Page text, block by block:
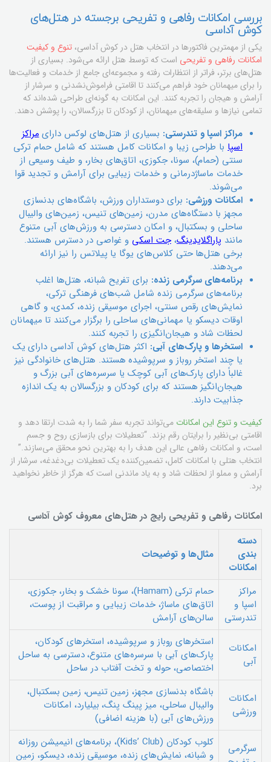
بررسی امکانات رفاهی و تفریحی برجسته در هتل‌های
کوش آداسی
یکی از مهمترین فاکتورها در انتخاب هتل در کوش آداسی، تنوع و کیفیت
امکانات رفاهی و تفریحی است که توسط هتل ارائه می‌شود. بسیاری از
هتل‌های برتر، فراتر از انتظارات رفته و مجموعه‌ای جامع از خدمات و فعالیت‌ها
را برای میهمانان خود فراهم می‌کنند تا اقامتی فراموش‌نشدنی و سرشار از
آرامش و هیجان را تجربه کنند. این امکانات به گونه‌ای طراحی شده‌اند که
تمامی نیازها و سلیقه‌های میهمانان، از کودکان تا بزرگسالان، را پوشش دهند.
مراکز اسپا و تندرستی: بسیاری از هتل‌های لوکس دارایمراکز
اسپابا طراحی زیبا و امکانات کامل هستند که شامل حمام ترکی
سنتی (حمام)، سونا، جکوزی، اتاق‌های بخار، و طیف وسیعی از
خدمات ماساژدرمانی و خدمات زیبایی برای آرامش و تجدید قوا
می‌شوند.
امکانات ورزشی: برای دوستداران ورزش، باشگاه‌های بدنسازی
مجهز با دستگاه‌های مدرن، زمین‌های تنیس، زمین‌های والیبال
ساحلی و بسکتبال، و امکان دسترسی به ورزش‌های آبی متنوع
مانند پاراگلایدینگ،جت اسکی و غواصی در دسترس هستند.
برخی هتل‌ها حتی کلاس‌های یوگا یا پیلاتس را نیز ارائه
می‌دهند.
برنامه‌های سرگرمی زنده: برای تفریح شبانه، هتل‌ها اغلب
برنامه‌های سرگرمی زنده شامل شب‌های فرهنگی ترکی،
نمایش‌های رقص سنتی، اجرای موسیقی زنده، کمدی، و گاهی
اوقات دیسکو یا مهمانی‌های ساحلی را برگزار می‌کنند تا میهمانان
لحظات شاد و هیجان‌انگیزی را تجربه کنند.
استخرها و پارک‌های آبی: اکثر هتل‌های کوش آداسی دارای یک
یا چند استخر روباز و سرپوشیده هستند. هتل‌های خانوادگی نیز
غالباً دارای پارک‌های آبی کوچک یا سرسره‌های آبی بزرگ و
هیجان‌انگیز هستند که برای کودکان و بزرگسالان به یک اندازه
جذابیت دارند.
کیفیت و تنوع این امکانات می‌تواند تجربه سفر شما را به شدت ارتقا دهد و
اقامتی بی‌نظیر را برایتان رقم بزند. “تعطیلات برای بازسازی روح و جسم
است، و امکانات رفاهی عالی این هدف را به بهترین نحو محقق می‌سازند.”
انتخاب هتلی با امکانات کامل، تضمین‌کننده یک تعطیلات بی‌دغدغه، سرشار از
آرامش و مملو از لحظات شاد و به یاد ماندنی است که هرگز از خاطر نخواهید
برد.
امکانات رفاهی و تفریحی رایج در هتل‌های معروف کوش آداسی
دسته
بندی
امکانات
مثال‌ها و توضیحات
مراکز
اسپا و
تندرستی
حمام ترکی (Hamam)، سونا خشک و بخار، جکوزی،
اتاق‌های ماساژ، خدمات زیبایی و مراقبت از پوست،
سالن‌های آرامش
امکانات
آبی
استخرهای روباز و سرپوشیده، استخرهای کودکان،
پارک‌های آبی با سرسره‌های متنوع، دسترسی به ساحل
اختصاصی، حوله و تخت آفتاب در ساحل
امکانات
ورزشی
باشگاه بدنسازی مجهز، زمین تنیس، زمین بسکتبال،
والیبال ساحلی، میز پینگ پنگ، بیلیارد، امکانات
ورزش‌های آبی (با هزینه اضافی)
سرگرمی
کلوب کودکان (Kids’ Club)، برنامه‌های انیمیشن روزانه
و شبانه، نمایش‌های زنده، موسیقی زنده، دیسکو، زمین